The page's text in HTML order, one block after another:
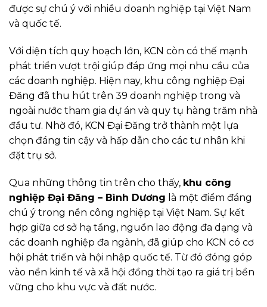
được sự chú ý với nhiều doanh nghiệp tại Việt Nam
và quốc tế.
Với diện tích quy hoạch lớn, KCN còn có thế mạnh
phát triển vượt trội giúp đáp ứng mọi nhu cầu của
các doanh nghiệp. Hiện nay, khu công nghiệp Đại
Đăng đã thu hút trên 39 doanh nghiệp trong và
ngoài nước tham gia dự án và quy tụ hàng trăm nhà
đầu tư. Nhờ đó, KCN Đại Đăng trở thành một lựa
chọn đáng tin cậy và hấp dẫn cho các tư nhân khi
đặt trụ sở.
Qua những thông tin trên cho thấy, khu công
nghiệp Đại Đăng – Bình Dương là một điểm đáng
chú ý trong nền công nghiệp tại Việt Nam. Sự kết
hợp giữa cơ sở hạ tầng, nguồn lao động đa dạng và
các doanh nghiệp đa ngành, đã giúp cho KCN có cơ
hội phát triển và hội nhập quốc tế. Từ đó đóng góp
vào nền kinh tế và xã hội đồng thời tạo ra giá trị bền
vững cho khu vực và đất nước.